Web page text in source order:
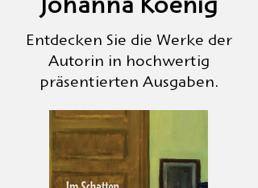
Johanna Koenig
Entdecken Sie die Werke der
Autorin in hochwertig
präsentierten Ausgaben.